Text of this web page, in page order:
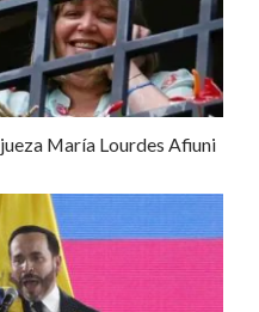
María Lourdes Afiuni